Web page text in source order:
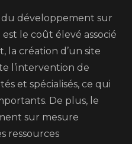
développement sur
le coût élevé associé
la création d’un site
l’intervention de
et spécialisés, ce qui
De plus, le
sur mesure
ressources